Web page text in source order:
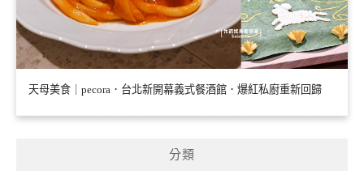
天母美食｜pecora．台北新開幕義式餐酒館．爆紅私廚重新回歸
分類